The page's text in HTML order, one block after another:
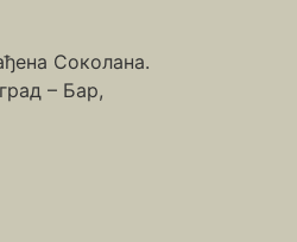
Соколана.
– Бар,